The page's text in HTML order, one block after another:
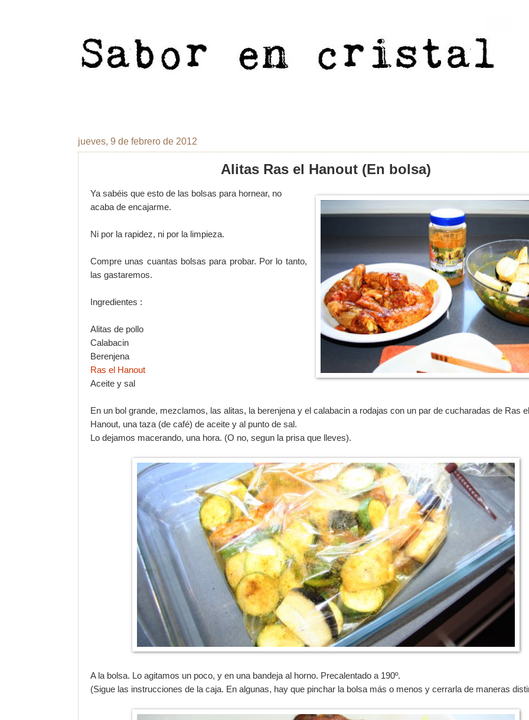
jueves, 9 de febrero de 2012
Alitas Ras el Hanout (En bolsa)
Ya sabéis que esto de las bolsas para hornear, no
acaba de encajarme.
Ni por la rapidez, ni por la limpieza.
Compre unas cuantas bolsas para probar. Por lo tanto,
las gastaremos.
Ingredientes :
Alitas de pollo
Calabacin
Berenjena
Ras el Hanout
Aceite y sal
En un bol grande, mezclamos, las alitas, la berenjena y el calabacin a rodajas con un par de cucharadas de Ras el
Hanout, una taza (de café) de aceite y al punto de sal.
Lo dejamos macerando, una hora. (O no, segun la prisa que lleves).
A la bolsa. Lo agitamos un poco, y en una bandeja al horno. Precalentado a 190º.
(Sigue las instrucciones de la caja. En algunas, hay que pinchar la bolsa más o menos y cerrarla de maneras